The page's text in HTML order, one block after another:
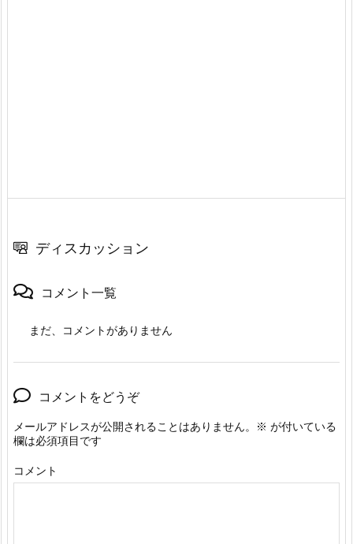
ディスカッション
コメント一覧
まだ、コメントがありません
コメントをどうぞ
メールアドレスが公開されることはありません。 ※ が付いている
欄は必須項目です
コメント